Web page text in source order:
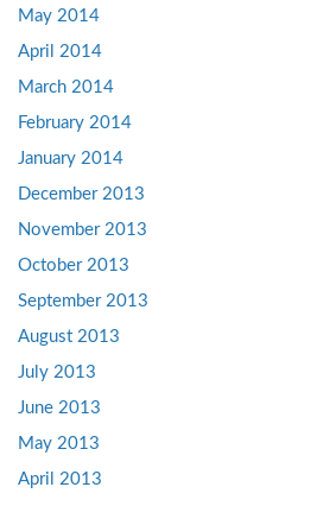
May 2014
April 2014
March 2014
February 2014
January 2014
December 2013
November 2013
October 2013
September 2013
August 2013
July 2013
June 2013
May 2013
April 2013